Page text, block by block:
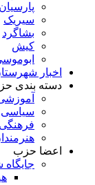
پارسیان
سیریک
بشاگرد
کیش
اخبار
دسته بندی
سیاسی
فرهنگی
اعضا حزب